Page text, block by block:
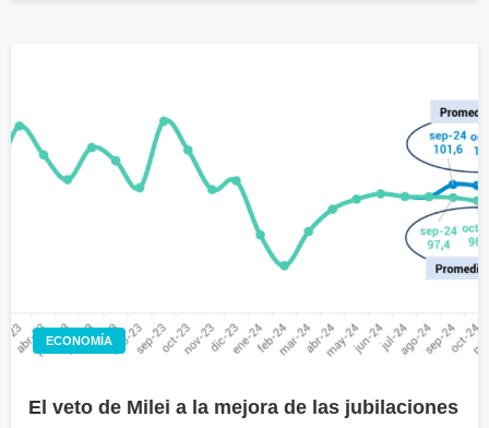
ECONOMÍA
El veto de Milei a la mejora de las jubilaciones